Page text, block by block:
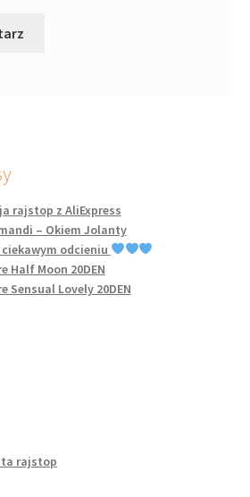
rajstop z AliExpress
– Okiem Jolanty
odcieniu
Half Moon 20DEN
Sensual Lovely 20DEN
rajstop